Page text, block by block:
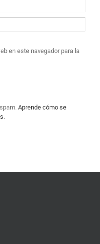
en este navegador para la
Aprende cómo se